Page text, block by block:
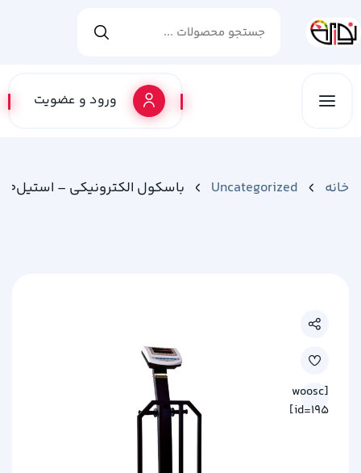
ورود و عضویت
خانه Uncategorized باسکول الکترونیکی – استیل300kg – MDS13000
[woosc
id=195]